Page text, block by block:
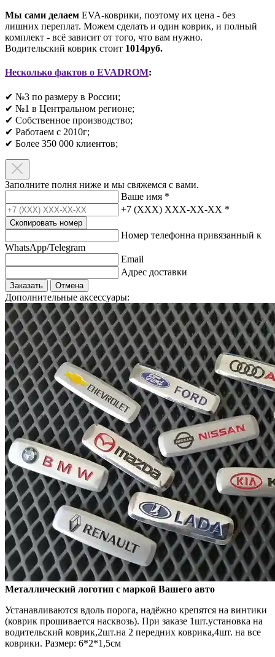
Мы сами делаем EVA-коврики, поэтому их цена - без
лишних переплат. Можем сделать и один коврик, и полный
комплект - всё зависит от того, что вам нужно.
Водительский коврик стоит 1014руб.
Несколько фактов о EVADROM:
✔ №3 по размеру в России;
✔ №1 в Центральном регионе;
✔ Собственное производство;
✔ Работаем с 2010г;
✔ Более 350 000 клиентов;​
Заполните полня ниже и мы свяжемся с вами.
Ваше имя *
+7 (XXX) XXX-XX-XX *
Скопировать номер
Номер телефонна привязанный к
WhatsApp/Telegram
Email
Адрес доставки
Заказать Отмена
Дополнительные аксессуары:
Металлический логотип с маркой Вашего авто
Устанавливаются вдоль порога, надёжно крепятся на винтики
(коврик прошивается насквозь). При заказе 1шт.установка на
водительский коврик,2шт.на 2 передних коврика,4шт. на все
коврики. Размер: 6*2*1,5см